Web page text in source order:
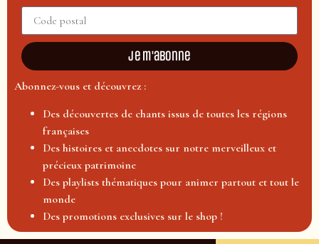
Je m'abonne
Abonnez-vous et découvrez :
Des découvertes de chants issus de toutes les régions
françaises
Des histoires et anecdotes sur notre merveilleux et
précieux patrimoine
Des playlists thématiques pour animer partout et tout le
monde
Des promotions exclusives sur le shop !